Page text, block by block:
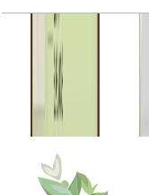
La Rosa Phase
3M-1, Mid Unit
باز کردن چیدمان